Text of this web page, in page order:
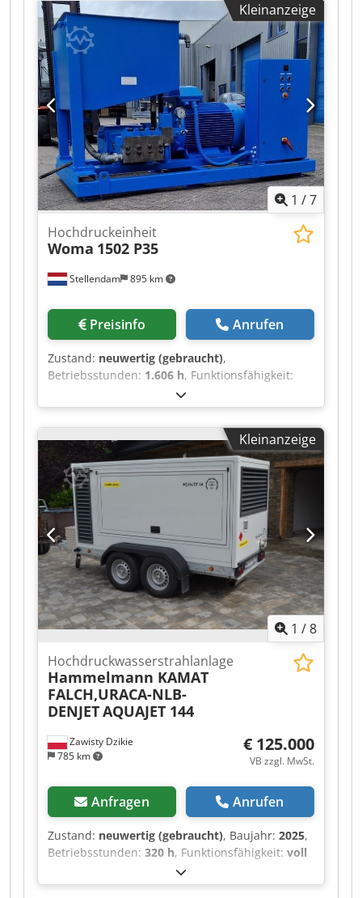
Kleinanzeige
1 /7
Stellendam 895 km
Hochdruckeinheit
Woma 1502 P35
Preisinfo Anrufen
Zustand: neuwertig (gebraucht),
Betriebsstunden: 1.606 h, Funktionsfähigkeit:
, Gut funktionierender Woma
1502 mit Elektroantrieb 415 bar - 133 l/min
Crjdpfxsv Stkne Acwsf
Kleinanzeige
1 /8
Zawisty Dzikie
785 km
Hochdruckwasserstrahlanlage
Hammelmann KAMAT
FALCH,URACA-NLB-
DENJETAQUAJET 144
€ 125.000
VB zzgl. MwSt.
Anfragen Anrufen
Zustand: neuwertig (gebraucht), Baujahr: 2025,
Betriebsstunden: 320 h, Funktionsfähigkeit: voll
2.800 bar
Gesamtgewicht:3.000 kg, Drehzahl (min.):1.900